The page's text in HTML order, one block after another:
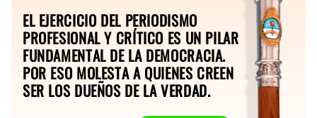
EL EJERCICIO DEL PERIODISMO
PROFESIONAL Y CRÍTICO ES UN PILAR
FUNDAMENTAL DE LA DEMOCRACIA.
POR ESO MOLESTA A QUIENES CREEN
SER LOS DUEÑOS DE LA VERDAD.